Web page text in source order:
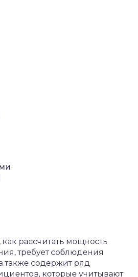
рассчитать мощность
требует соблюдения
также содержит ряд
которые учитывают